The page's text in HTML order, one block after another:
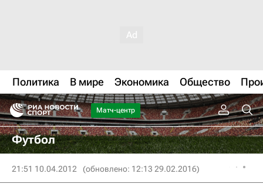
Политика В мире Экономика Общество
Матч-центр
Футбол
21:51 10.04.2012 (обновлено: 12:13 29.02.2016)